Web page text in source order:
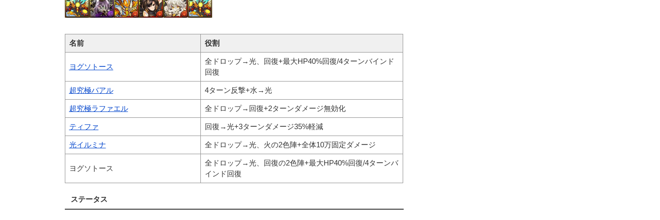
名前 役割
ヨグソトース
全ドロップ→光、回復+最大HP40%回復/4ターンバインド
回復
超究極バアル 4ターン反撃+水→光
超究極ラファエル 全ドロップ→回復+2ターンダメージ無効化
ティファ 回復→光+3ターンダメージ35%軽減
光イルミナ 全ドロップ→光、火の2色陣+全体10万固定ダメージ
ヨグソトース
全ドロップ→光、回復の2色陣+最大HP40%回復/4ターンバ
インド回復
ステータス